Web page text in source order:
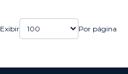
Exibir Por página